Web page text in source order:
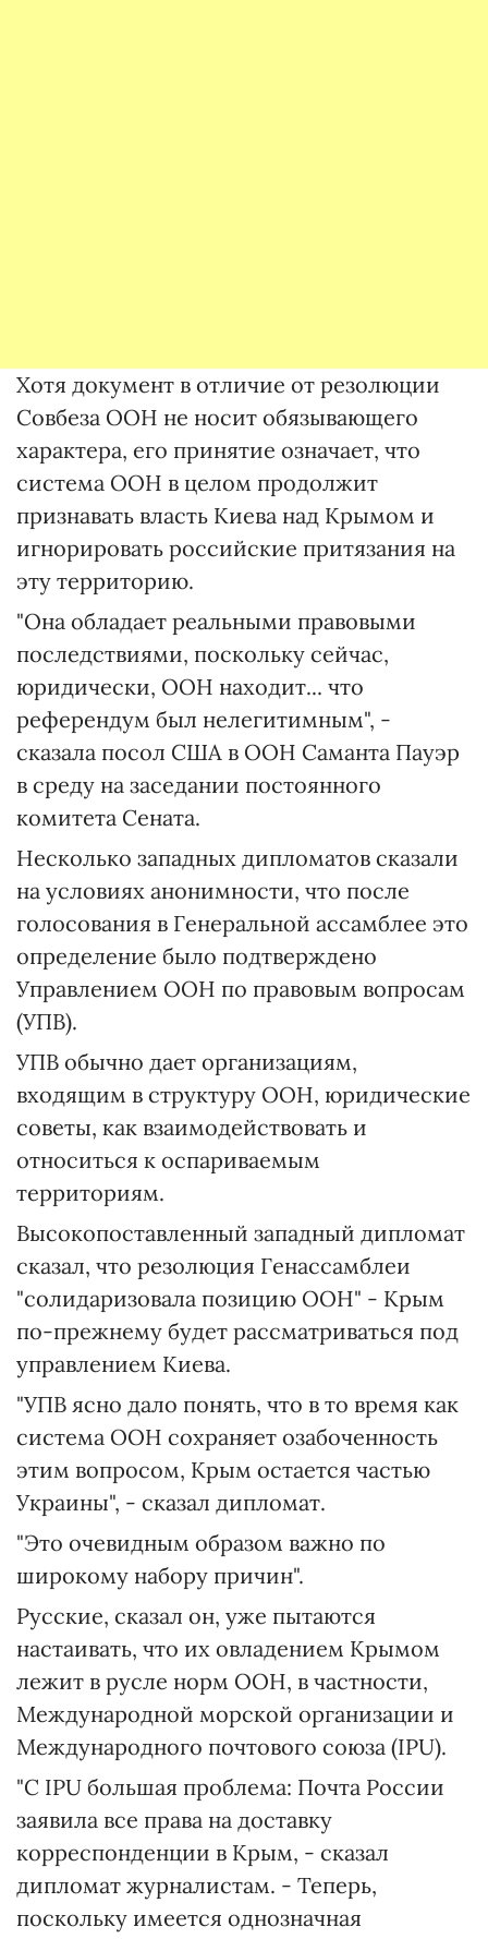
Хотя документ в отличие от резолюции
Совбеза ООН не носит обязывающего
характера, его принятие означает, что
система ООН в целом продолжит
признавать власть Киева над Крымом и
игнорировать российские притязания на
эту территорию.
"Она обладает реальными правовыми
последствиями, поскольку сейчас,
юридически, ООН находит... что
референдум был нелегитимным", -
сказала посол США в ООН Саманта Пауэр
в среду на заседании постоянного
комитета Сената.
Несколько западных дипломатов сказали
на условиях анонимности, что после
голосования в Генеральной ассамблее это
определение было подтверждено
Управлением ООН по правовым вопросам
(УПВ).
УПВ обычно дает организациям,
входящим в структуру ООН, юридические
советы, как взаимодействовать и
относиться к оспариваемым
территориям.
Высокопоставленный западный дипломат
сказал, что резолюция Генассамблеи
"солидаризовала позицию ООН" - Крым
по-прежнему будет рассматриваться под
управлением Киева.
"УПВ ясно дало понять, что в то время как
система ООН сохраняет озабоченность
этим вопросом, Крым остается частью
Украины", - сказал дипломат.
"Это очевидным образом важно по
широкому набору причин".
Русские, сказал он, уже пытаются
настаивать, что их овладением Крымом
лежит в русле норм ООН, в частности,
Международной морской организации и
Международного почтового союза (IPU).
"С IPU большая проблема: Почта России
заявила все права на доставку
корреспонденции в Крым, - сказал
дипломат журналистам. - Теперь,
поскольку имеется однозначная